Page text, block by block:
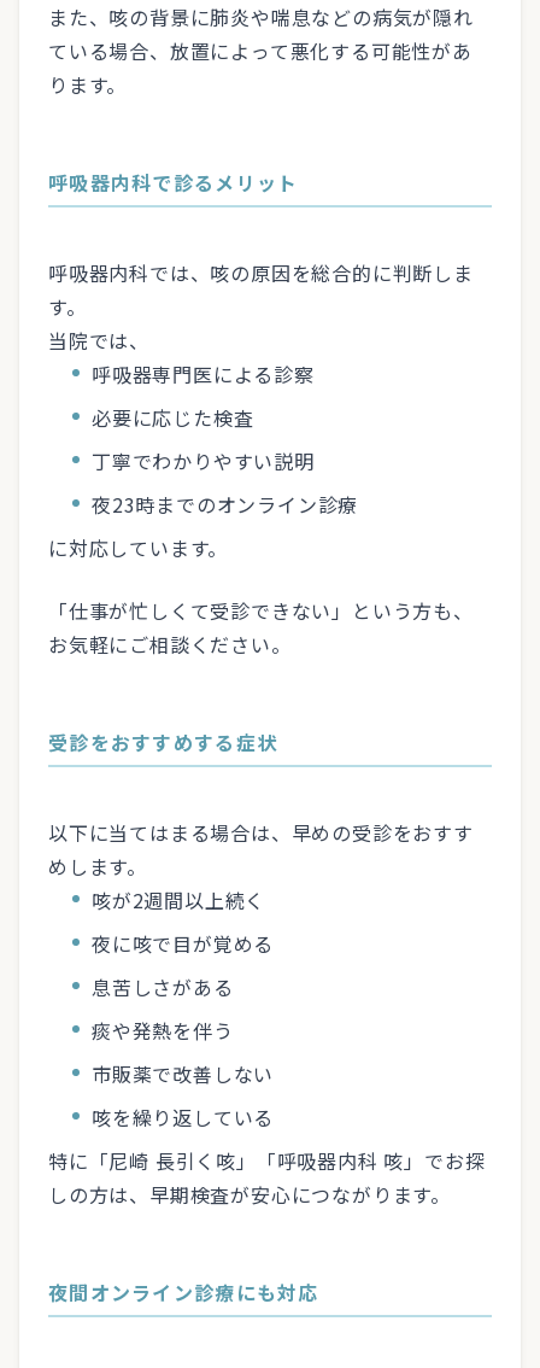
また、咳の背景に肺炎や喘息などの病気が隠れ
ている場合、放置によって悪化する可能性があ
ります。
呼吸器内科で診るメリット
呼吸器内科では、咳の原因を総合的に判断しま
す。
当院では、
呼吸器専門医による診察
必要に応じた検査
丁寧でわかりやすい説明
夜23時までのオンライン診療
に対応しています。
「仕事が忙しくて受診できない」という方も、
お気軽にご相談ください。
受診をおすすめする症状
以下に当てはまる場合は、早めの受診をおすす
めします。
咳が2週間以上続く
夜に咳で目が覚める
息苦しさがある
痰や発熱を伴う
市販薬で改善しない
咳を繰り返している
特に「尼崎 長引く咳」「呼吸器内科 咳」でお探
しの方は、早期検査が安心につながります。
夜間オンライン診療にも対応